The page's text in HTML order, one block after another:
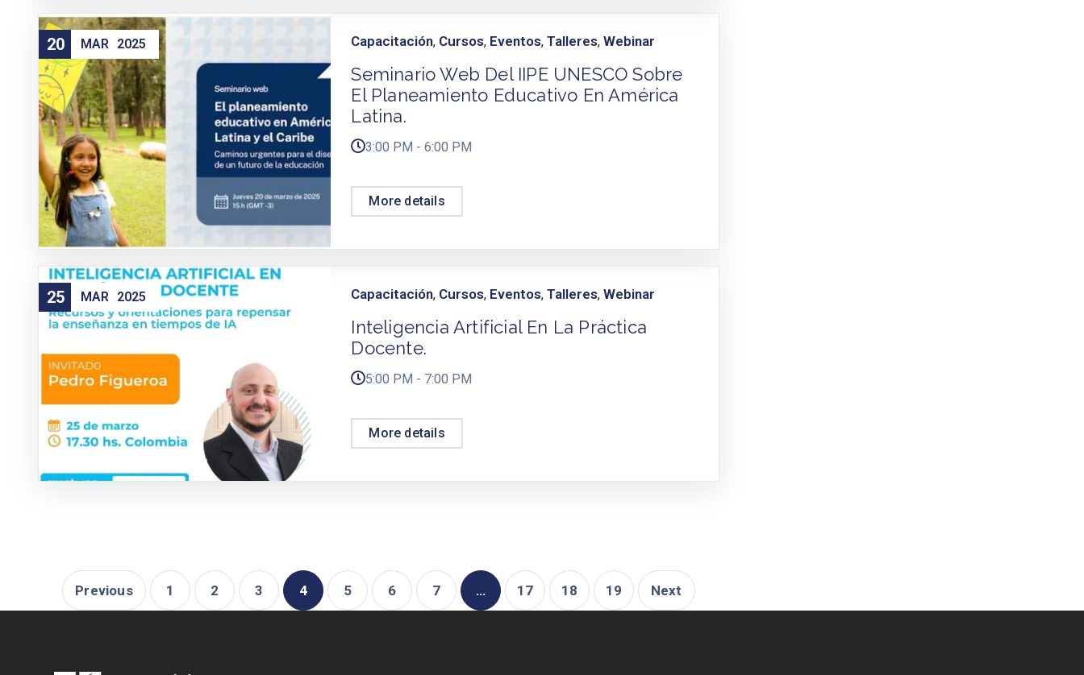
20 MAR 2025 Capacitación, Cursos, Eventos,Talleres,Webinar
Seminario Web Del IIPE UNESCO Sobre
El Planeamiento Educativo En América
Latina.
3:00 PM - 6:00 PM
More details
25 MAR 2025 Capacitación, Cursos, Eventos,Talleres,Webinar
Inteligencia Artificial En La Práctica
Docente.
5:00 PM - 7:00 PM
More details
Previous 1 2 3 4 5 6 7 … 17 18 19 Next